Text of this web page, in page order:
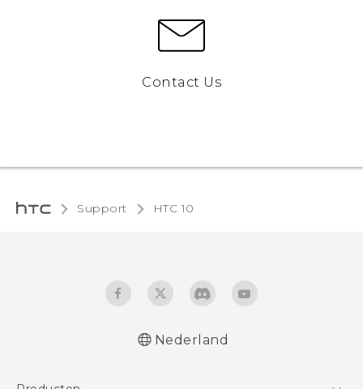
Contact Us
Support HTC 10‎
Nederland